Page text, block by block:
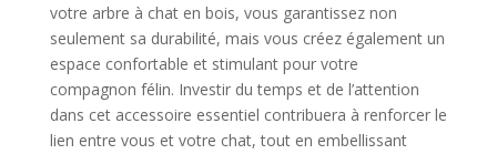
votre arbre à chat en bois, vous garantissez non
seulement sa durabilité, mais vous créez également un
espace confortable et stimulant pour votre
compagnon félin. Investir du temps et de l’attention
dans cet accessoire essentiel contribuera à renforcer le
lien entre vous et votre chat, tout en embellissant